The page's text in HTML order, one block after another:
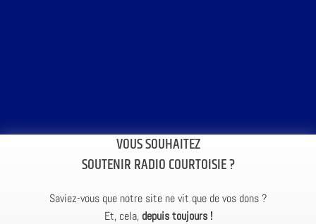
VOUS SOUHAITEZ
SOUTENIR RADIO COURTOISIE ?
Saviez-vous que notre site ne vit que de vos dons ?
Et, cela, depuis toujours !